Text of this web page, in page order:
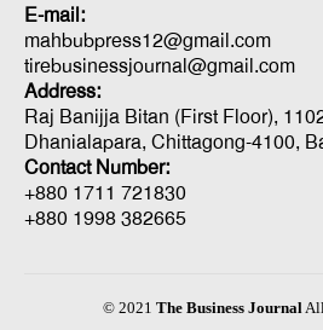
E-mail:
mahbubpress12@gmail.com
tirebusinessjournal@gmail.com
Address:
Raj Banijja Bitan (First Floor),
Dhanialapara, Chittagong-4100,
Contact Number:
+880 1711 721830
+880 1998 382665
© 2021 The Business Journal